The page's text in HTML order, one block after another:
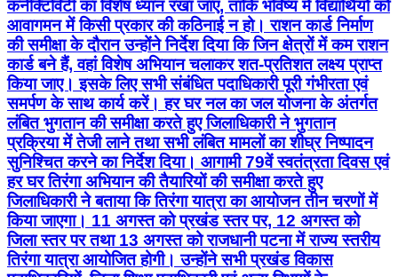
कनेक्टिविटी का विशेष ध्यान रखा जाए, ताकि भविष्य में विद्यार्थियों को
आवागमन में किसी प्रकार की कठिनाई न हो। राशन कार्ड निर्माण
की समीक्षा के दौरान उन्होंने निर्देश दिया कि जिन क्षेत्रों में कम राशन
कार्ड बने हैं, वहां विशेष अभियान चलाकर शत-प्रतिशत लक्ष्य प्राप्त
किया जाए। इसके लिए सभी संबंधित पदाधिकारी पूरी गंभीरता एवं
समर्पण के साथ कार्य करें। हर घर नल का जल योजना के अंतर्गत
लंबित भुगतान की समीक्षा करते हुए जिलाधिकारी ने भुगतान
प्रक्रिया में तेजी लाने तथा सभी लंबित मामलों का शीघ्र निष्पादन
सुनिश्चित करने का निर्देश दिया। आगामी 79वें स्वतंत्रता दिवस एवं
हर घर तिरंगा अभियान की तैयारियों की समीक्षा करते हुए
जिलाधिकारी ने बताया कि तिरंगा यात्रा का आयोजन तीन चरणों में
किया जाएगा। 11 अगस्त को प्रखंड स्तर पर, 12 अगस्त को
जिला स्तर पर तथा 13 अगस्त को राजधानी पटना में राज्य स्तरीय
तिरंगा यात्रा आयोजित होगी। उन्होंने सभी प्रखंड विकास